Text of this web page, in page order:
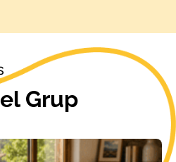
Grup